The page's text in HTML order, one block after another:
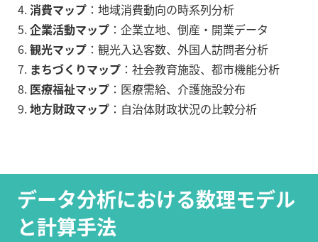
消費マップ ：地域消費動向の時系列分析
企業活動マップ ：企業立地、倒産・開業データ
観光マップ ：観光入込客数、外国人訪問者分析
まちづくりマップ ：社会教育施設、都市機能分析
医療福祉マップ ：医療需給、介護施設分布
地方財政マップ ：自治体財政状況の比較分析
データ分析における数理モデル
と計算手法